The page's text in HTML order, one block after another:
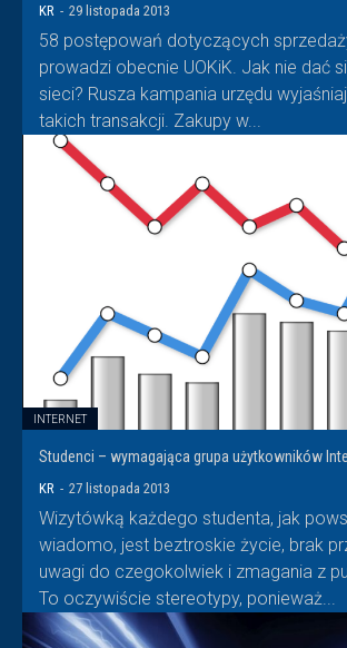
KR - 29 listopada 2013
58 postępowań dotyczących
prowadzi obecnie UOKiK. Jak nie dać
sieci? Rusza kampania urzędu
takich transakcji. Zakupy w...
INTERNET
Studenci – wymagająca grupa użytkowników
KR - 27 listopada 2013
Wizytówką każdego studenta, jak
wiadomo, jest beztroskie życie, brak
uwagi do czegokolwiek i zmagania z
To oczywiście stereotypy, ponieważ...